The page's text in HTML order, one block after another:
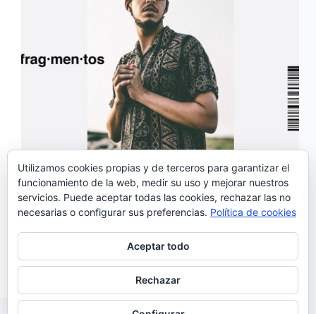
Janeiro, una de las grandes revelaciones de la música
portuguesa de este año, acaba de publicar su primer
larga duración, se llama «Fragmentos» y es un disco
maravilloso de principio a fin. Presenta una
interesante fusión de estilos que van del jazz…
Noemí Sánchez
13/06/2018
Utilizamos cookies propias y de terceros para garantizar el
funcionamiento de la web, medir su uso y mejorar nuestros
servicios. Puede aceptar todas las cookies, rechazar las no
necesarias o configurar sus preferencias. Política de cookies
Aceptar todo
Rechazar